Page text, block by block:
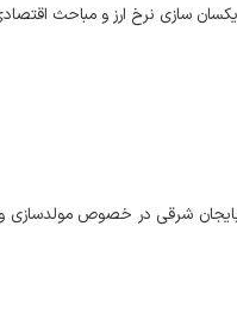
سازی نرخ ارز و مباحث
شرقی در خصوص مولدسازی و